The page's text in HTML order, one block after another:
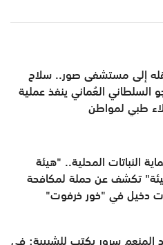
إلى مستشفى صور.. سلاح
السلطاني العُماني ينفذ عملية
طبي لمواطن
النباتات المحلية.. "هيئة
تكشف عن حملة لمكافحة
دخيل في "خور خرفوت"